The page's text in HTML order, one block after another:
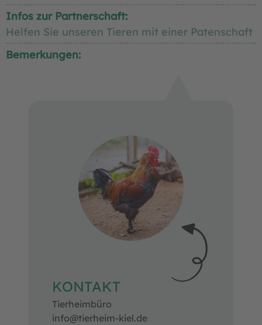
Infos zur Partnerschaft:
Helfen Sie unseren Tieren mit einer Patenschaft
Bemerkungen:
KONTAKT
Tierheimbüro
info@tierheim-kiel.de